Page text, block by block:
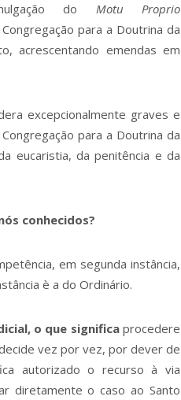
do Motu Proprio
para a Doutrina da
acrescentando emendas em
excepcionalmente graves e
para a Doutrina da
eucaristia, da penitência e da
conhecidos?
em segunda instância,
è a do Ordinário.
o que significaprocedere
vez por vez, por dever de
autorizado o recurso à via
diretamente o caso ao Santo